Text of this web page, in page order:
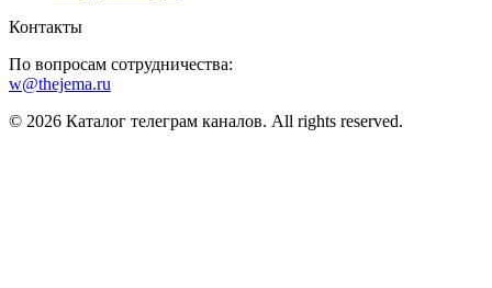
Контакты
По вопросам сотрудничества:
w@thejema.ru
© 2026 Каталог телеграм каналов. All rights reserved.